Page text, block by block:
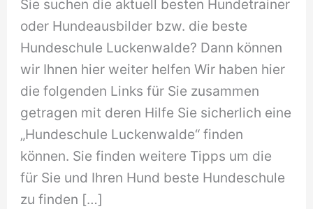
Sie suchen die aktuell besten Hundetrainer
oder Hundeausbilder bzw. die beste
Hundeschule Luckenwalde? Dann können
wir Ihnen hier weiter helfen Wir haben hier
die folgenden Links für Sie zusammen
getragen mit deren Hilfe Sie sicherlich eine
„Hundeschule Luckenwalde“ finden
können. Sie finden weitere Tipps um die
für Sie und Ihren Hund beste Hundeschule
zu finden […]